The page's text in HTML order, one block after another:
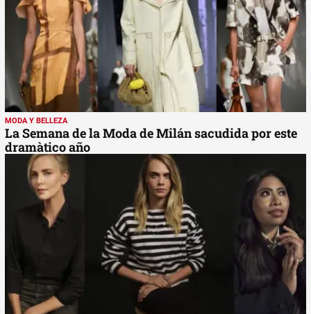
MODA Y BELLEZA
La Semana de la Moda de Milán sacudida por este
dramàtico año